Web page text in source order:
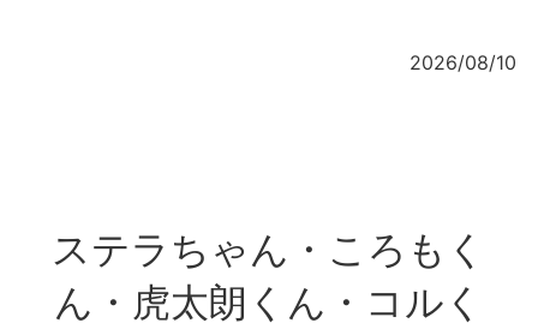
2026/08/10
ステラちゃん・ころもく
ん・虎太朗くん・コルく